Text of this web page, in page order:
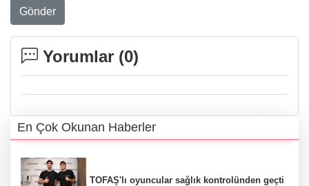
Gönder
Yorumlar (0)
En Çok Okunan Haberler
TOFAŞ'lı oyuncular sağlık kontrolünden geçti